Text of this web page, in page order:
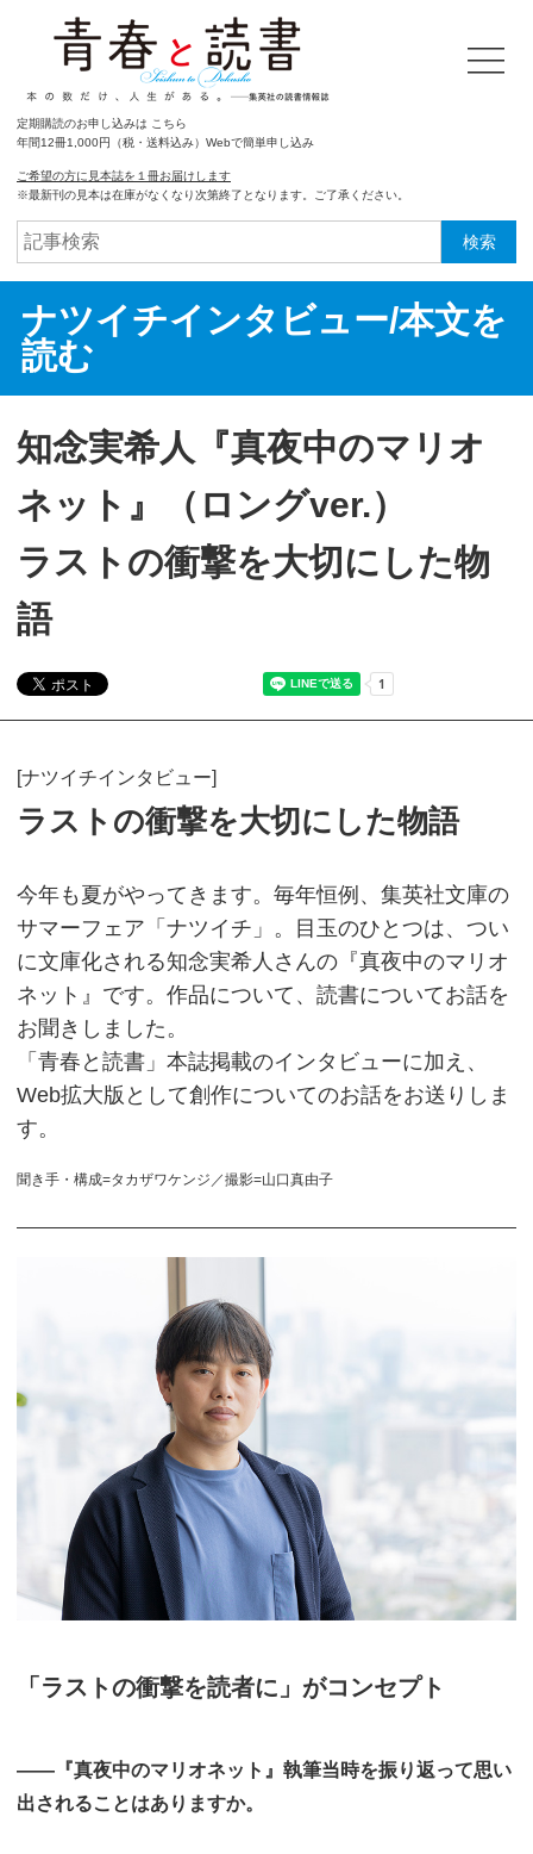
定期購読のお申し込みは こちら
年間12冊1,000円（税・送料込み）Webで簡単申し込み
ご希望の方に見本誌を１冊お届けします
※最新刊の見本は在庫がなくなり次第終了となります。ご了承ください。
検索
ナツイチインタビュー/本文を
読む
知念実希人『真夜中のマリオ
ネット』（ロングver.）
ラストの衝撃を大切にした物
語
[ナツイチインタビュー]
ラストの衝撃を大切にした物語
今年も夏がやってきます。毎年恒例、集英社文庫の
サマーフェア「ナツイチ」。目玉のひとつは、つい
に文庫化される知念実希人さんの『真夜中のマリオ
ネット』です。作品について、読書についてお話を
お聞きしました。
「青春と読書」本誌掲載のインタビューに加え、
Web拡大版として創作についてのお話をお送りしま
す。
聞き手・構成=タカザワケンジ／撮影=山口真由子
「ラストの衝撃を読者に」がコンセプト
――『真夜中のマリオネット』執筆当時を振り返って思い
出されることはありますか。